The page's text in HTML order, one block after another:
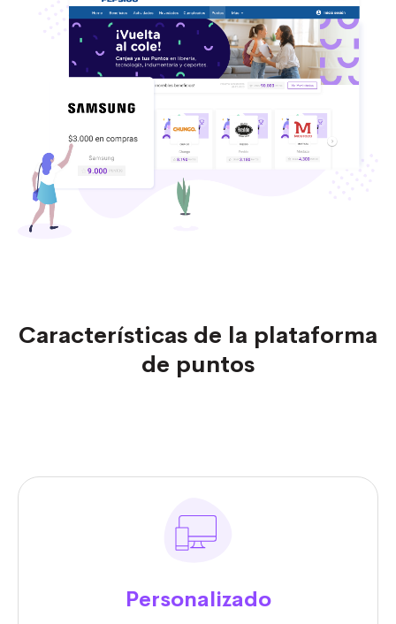
Características de la plataforma
de puntos
Personalizado